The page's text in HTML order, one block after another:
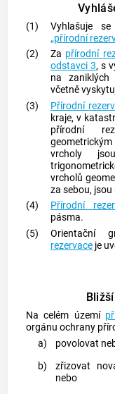
(1) Vyhlašuje se
„přírodní
(2)
Za přírodní
odstavci 3, s
na zaniklých
včetně
(3)
Přírodní
kraje, v
přírodní
vrcholy
vrcholů
za sebou, jsou
(4)
Přírodní
pásma.
(5)
Orientační
rezervaceje
Na celém území
orgánu ochrany
a)
povolovat
b)
zřizovat
nebo